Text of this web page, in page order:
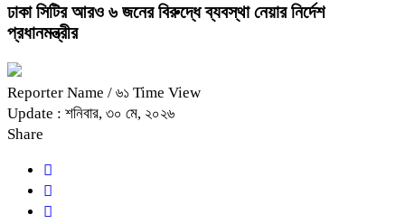
ঢাকা সিটির আরও ৬ জনের বিরুদ্ধে ব্যবস্থা নেয়ার নির্দেশ
প্রধানমন্ত্রীর
Reporter Name / ৬১ Time View
Update : শনিবার, ৩০ মে, ২০২৬
Share